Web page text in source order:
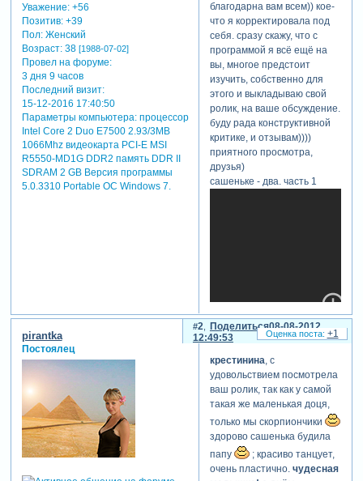
Уважение: +56
Позитив: +39
Пол:Женский
Возраст:38 [1988-07-02]
Провел на форуме:
3 дня 9 часов
Последний визит:
15-12-2016 17:40:50
Параметры компьютера:процессор
Intel Core 2 Duo E7500 2.93/3MB
1066Mhz видеокарта PCI-E MSI
R5550-MD1G DDR2 память DDR II
SDRAM 2 GB Версия программы
5.0.3310 Portable ОС Windows 7.
благодарна вам всем)) кое-
что я корректировала под
себя. сразу скажу, что с
программой я всё ещё на
вы, многое предстоит
изучить, собственно для
этого и выкладываю свой
ролик, на ваше обсуждение.
буду рада конструктивной
критике, и отзывам))))
приятного просмотра,
друзья)
сашеньке - два. часть 1
сашеньке - два. часть 2
Поделиться
2
08-08-2012
12:49:53
pirantka
Постоялец
крестинина, с
удовольствием посмотрела
ваш ролик, так как у самой
такая же маленькая доця,
только мы скорпиончики
здорово сашенька будила
папу
; красиво танцует,
очень пластично. чудесная
+1